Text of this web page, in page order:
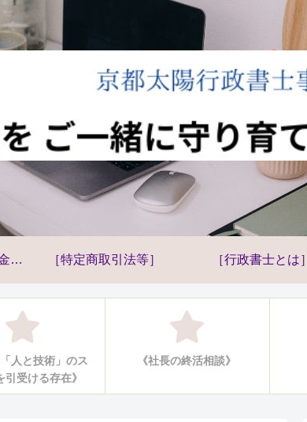
［特定商取引法等］ ［行政書士とは］
「人と技術」のス
引受ける存在》
《社長の終活相談》